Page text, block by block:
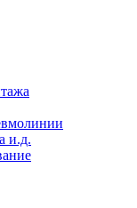
и.д.